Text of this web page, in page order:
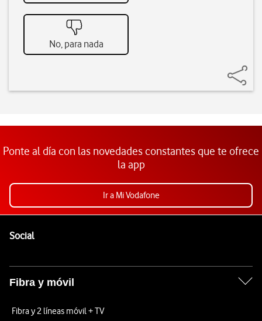
No, para nada
Ponte al día con las novedades constantes que te ofrece
la app
Ir a Mi Vodafone
SocialEnlaces a las redes sociales de Vodafone
Fibra y móvil
Fibra y 2 líneas móvil + TV